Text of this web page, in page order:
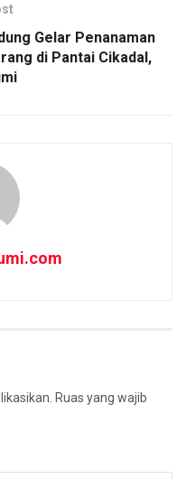
Gelar Penanaman
di Pantai Cikadal,
Ruas yang wajib